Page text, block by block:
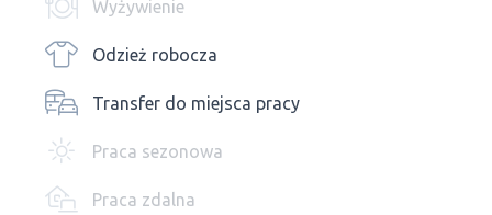
Wyżywienie
Odzież robocza
Transfer do miejsca pracy
Praca sezonowa
Praca zdalna